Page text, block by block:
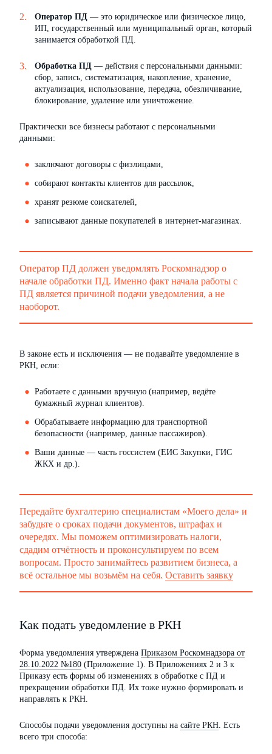
Оператор ПД — это юридическое или физическое лицо,
ИП, государственный или муниципальный орган, который
занимается обработкой ПД.
Обработка ПД — действия с персональными данными:
сбор, запись, систематизация, накопление, хранение,
актуализация, использование, передача, обезличивание,
блокирование, удаление или уничтожение.
Практически все бизнесы работают с персональными
данными:
заключают договоры с физлицами,
собирают контакты клиентов для рассылок,
хранят резюме соискателей,
записывают данные покупателей в интернет-магазинах.
Оператор ПД должен уведомлять Роскомнадзор о
начале обработки ПД. Именно факт начала работы с
ПД является причиной подачи уведомления, а не
наоборот.
В законе есть и исключения — не подавайте уведомление в
РКН, если:
Работаете с данными вручную (например, ведёте
бумажный журнал клиентов).
Обрабатываете информацию для транспортной
безопасности (например, данные пассажиров).
Ваши данные — часть госсистем (ЕИС Закупки, ГИС
ЖКХ и др.).
Передайте бухгалтерию специалистам «Моего дела» и
забудьте о сроках подачи документов, штрафах и
очередях. Мы поможем оптимизировать налоги,
сдадим отчётность и проконсультируем по всем
вопросам. Просто занимайтесь развитием бизнеса, а
всё остальное мы возьмём на себя. Оставить заявку
Как подать уведомление в РКН
Форма уведомления утверждена Приказом Роскомнадзора от
28.10.2022 №180 (Приложение 1). В Приложениях 2 и 3 к
Приказу есть формы об изменениях в обработке с ПД и
прекращении обработки ПД. Их тоже нужно формировать и
направлять к РКН.
Способы подачи уведомления доступны на сайте РКН. Есть
всего три способа: